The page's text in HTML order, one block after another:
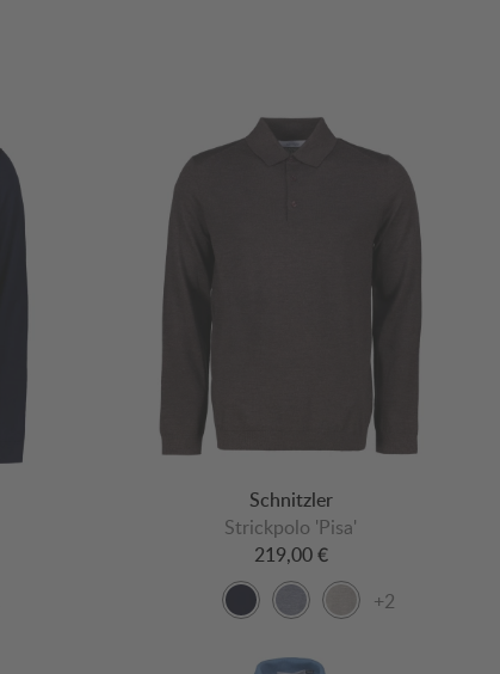
Schnitzler
Strickpolo 'Pisa'
219,00 €
+2